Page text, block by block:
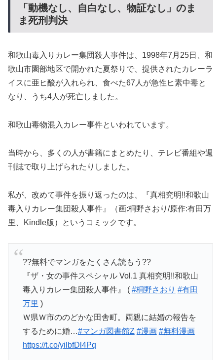
「動機なし、自白なし、物証なし」のま
ま死刑判決
和歌山毒入りカレー集団殺人事件は、1998年7月25日、和
歌山市園部地区で開かれた夏祭りで、提供されたカレーラ
イスに亜ヒ酸が入れられ、食べた67人が急性ヒ素中毒と
なり、うち4人が死亡しました。
和歌山毒物混入カレー事件といわれています。
当時から、多くの人が書籍にまとめたり、テレビ番組や週
刊誌で取り上げられたりしました。
私が、改めて事件を振り返ったのは、『真相究明!!和歌山
毒入りカレー集団殺人事件』（画:桐野さおり/原作:有田万
里、Kindle版）というコミックです。
??無料でマンガをたくさん読もう??
『ザ・女の事件スペシャル Vol.1 真相究明!!和歌山
毒入りカレー集団殺人事件』 ( #桐野さおり #有田
万里 )
Ｗ県Ｗ市ののどかな田舎町。両親に結婚の報告を
するために婚…#マンガ図書館Z #漫画 #無料漫画
https://t.co/yilbfDl4Pq